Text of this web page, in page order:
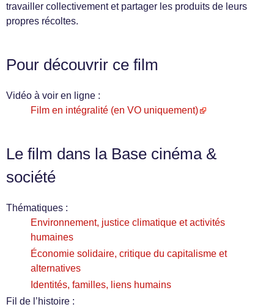
travailler collectivement et partager les produits de leurs
propres récoltes.
Pour découvrir ce film
Vidéo à voir en ligne :
Film en intégralité (en VO uniquement)
Le film dans la Base cinéma &
société
Thématiques :
Environnement, justice climatique et activités
humaines
Économie solidaire, critique du capitalisme et
alternatives
Identités, familles, liens humains
Fil de l’histoire :